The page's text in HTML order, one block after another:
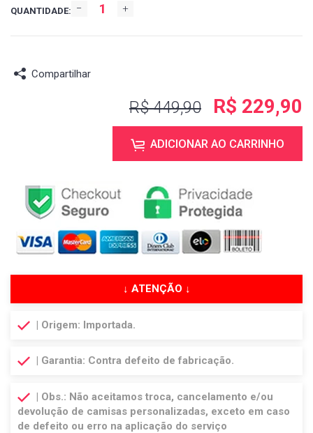
QUANTIDADE:
Compartilhar
R$ 449,90 R$ 229,90
ADICIONAR AO CARRINHO
↓ ATENÇÃO ↓
| Origem: Importada.
| Garantia: Contra defeito de fabricação.
| Obs.: Não aceitamos troca, cancelamento e/ou
devolução de camisas personalizadas, exceto em caso
de defeito ou erro na aplicação do serviço